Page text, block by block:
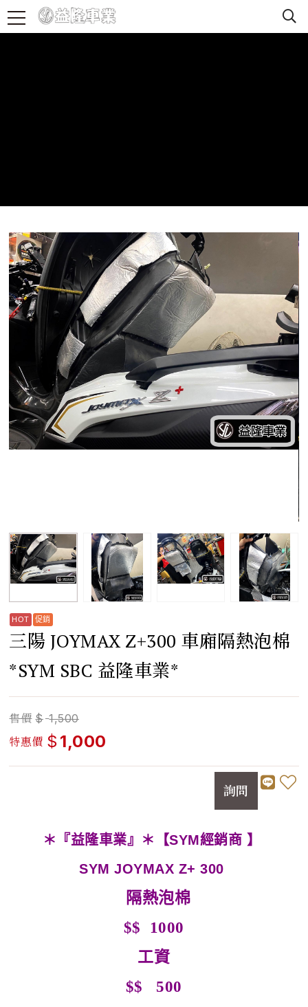
三陽 JOYMAX Z+300 車廂隔熱泡棉
*SYM SBC 益隆車業*
售價 $ 1,500
特惠價 $ 1,000
詢問
＊『益隆車業』＊【SYM經銷商 】
SYM JOYMAX Z+ 300
隔熱泡棉
$$ 1000
工資
$$ 500